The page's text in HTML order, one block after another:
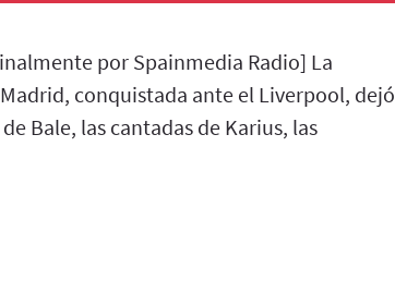
por Spainmedia Radio] La
conquistada ante el Liverpool, dejó
Bale, las cantadas de Karius, las